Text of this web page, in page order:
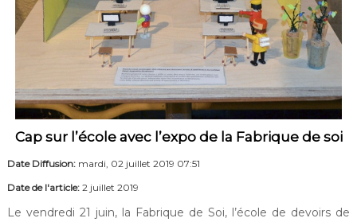
Cap sur l’école avec l’expo de la Fabrique de soi
Date Diffusion:mardi, 02 juillet 2019 07:51
Date de l'article:2 juillet 2019
Le vendredi 21 juin, la Fabrique de Soi, l’école de devoirs de